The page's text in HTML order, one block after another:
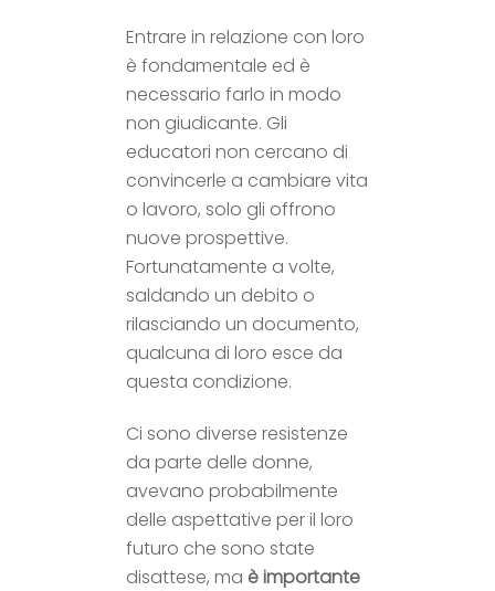
Entrare in relazione con loro
è fondamentale ed è
necessario farlo in modo
non giudicante. Gli
educatori non cercano di
convincerle a cambiare vita
o lavoro, solo gli offrono
nuove prospettive.
Fortunatamente a volte,
saldando un debito o
rilasciando un documento,
qualcuna di loro esce da
questa condizione.
Ci sono diverse resistenze
da parte delle donne,
avevano probabilmente
delle aspettative per il loro
futuro che sono state
disattese, ma è importante